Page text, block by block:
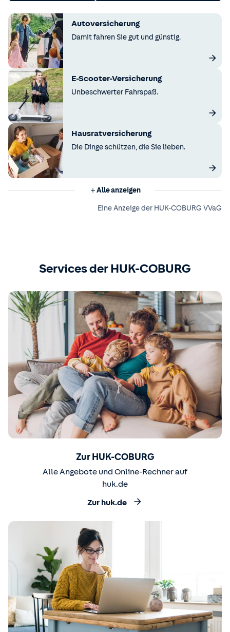
Autoversicherung
Damit fahren Sie gut und günstig.
E-Scooter-Versicherung
Unbeschwerter Fahrspaß.
Hausratversicherung
Die Dinge schützen, die Sie lieben.
Alle anzeigen
Eine Anzeige der HUK-COBURG VVaG
Services der HUK-COBURG
Zur HUK-COBURG
Alle Angebote und Online-Rechner auf
huk.de
Zur huk.de